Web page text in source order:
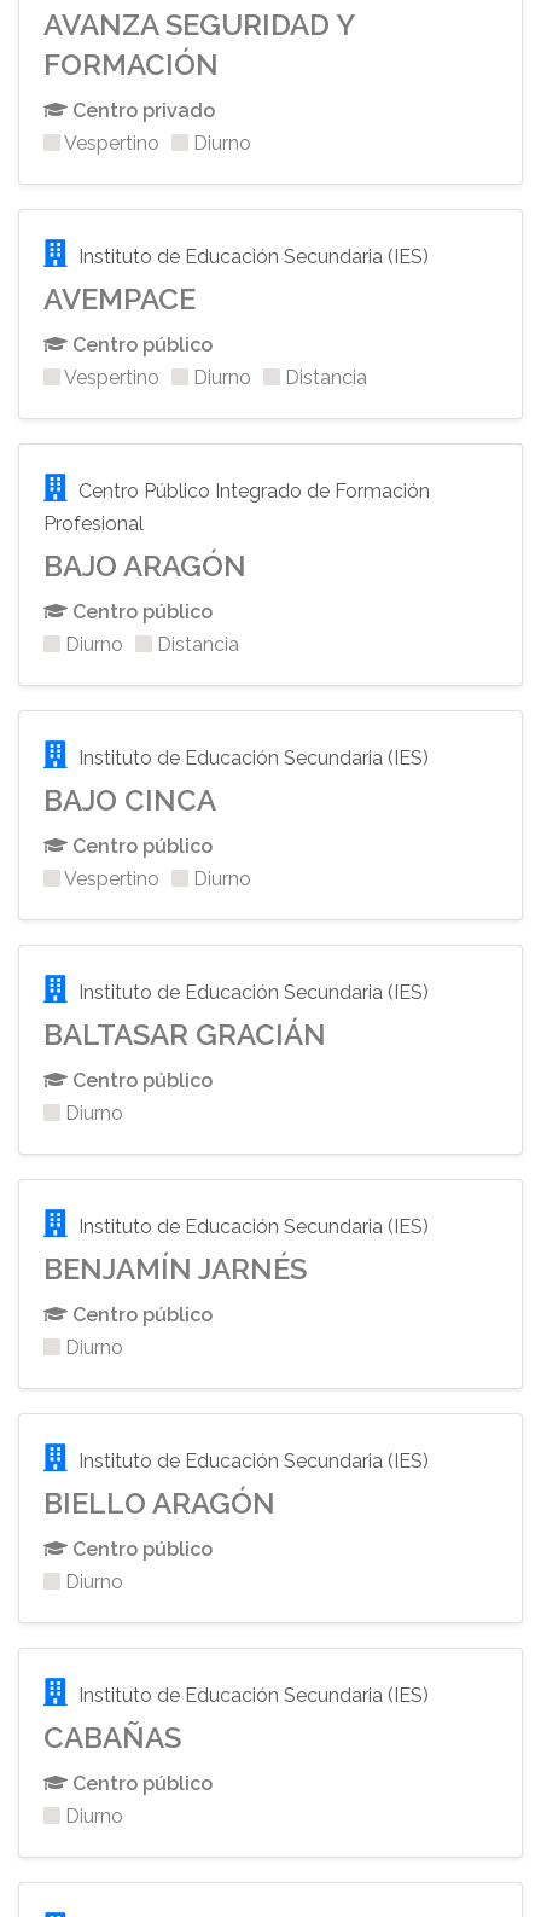
AVANZA SEGURIDAD Y
FORMACIÓN
Centro privado
Vespertino
Diurno
Instituto de Educación Secundaria (IES)
AVEMPACE
Centro público
Vespertino
Diurno Distancia
Centro Público Integrado de Formación
Profesional
BAJO ARAGÓN
Centro público
Diurno
Distancia
Instituto de Educación Secundaria (IES)
BAJO CINCA
Centro público
Vespertino
Diurno
Instituto de Educación Secundaria (IES)
BALTASAR GRACIÁN
Centro público
Diurno
Instituto de Educación Secundaria (IES)
BENJAMÍN JARNÉS
Centro público
Diurno
Instituto de Educación Secundaria (IES)
BIELLO ARAGÓN
Centro público
Diurno
Instituto de Educación Secundaria (IES)
CABAÑAS
Centro público
Diurno